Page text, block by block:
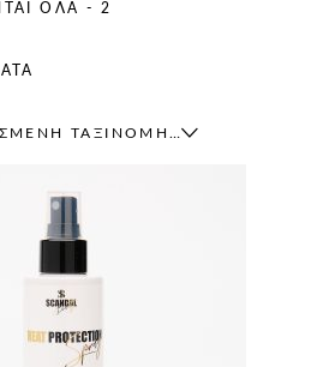
ΌΛΑ - 2
ΠΡΟΚΑΘΟΡΙΣΜΈΝΗ ΤΑΞΙΝΌΜΗΣΗ